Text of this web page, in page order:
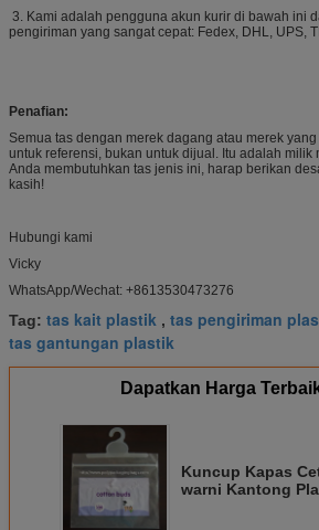
3. Kami adalah pengguna akun kurir di bawah ini
pengiriman yang sangat cepat: Fedex, DHL, UPS,
Penafian:
Semua tas dengan merek dagang atau merek
untuk referensi, bukan untuk dijual. Itu adalah
Anda membutuhkan tas jenis ini, harap berikan
kasih!
Hubungi kami
Vicky
WhatsApp/Wechat: +8613530473276
Tag: tas kait plastik , tas pengiriman
tas gantungan plastik
Dapatkan Harga
Kuncup Kapas
warni Kantong